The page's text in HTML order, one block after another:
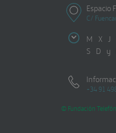
Espacio
C/
M X J
S D
+34 91
© Fundación